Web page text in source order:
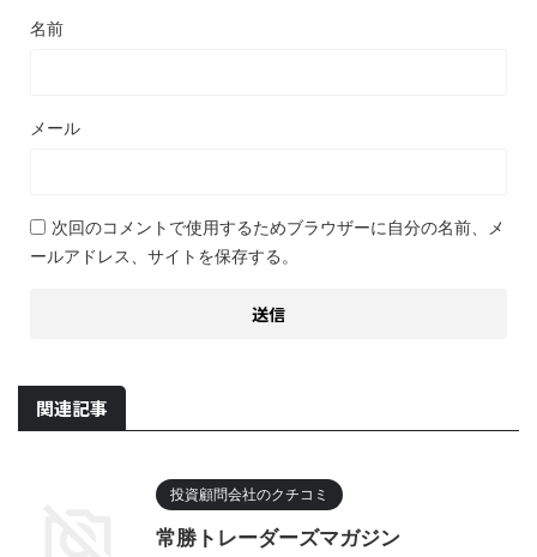
名前
メール
次回のコメントで使用するためブラウザーに自分の名前、メ
ールアドレス、サイトを保存する。
関連記事
投資顧問会社のクチコミ
常勝トレーダーズマガジン